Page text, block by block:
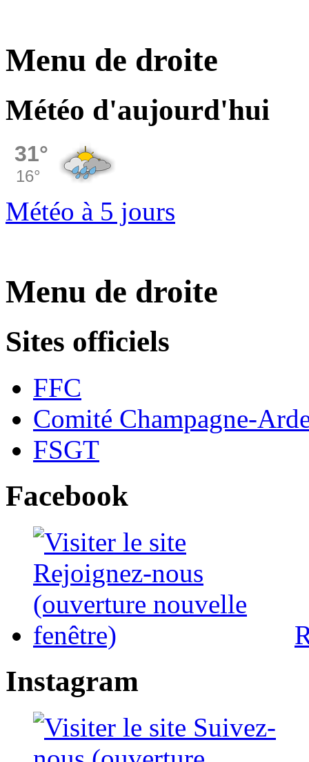
Menu de droite
Météo d'aujourd'hui
Météo à 5 jours
Menu de droite
Sites officiels
FFC
Comité Champagne-
FSGT
Facebook
Instagram